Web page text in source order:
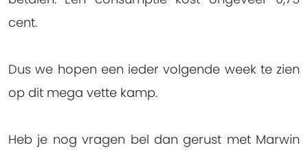
cent.
Dus we hopen een ieder volgende week te zien
op dit mega vette kamp.
Heb je nog vragen bel dan gerust met Marwin